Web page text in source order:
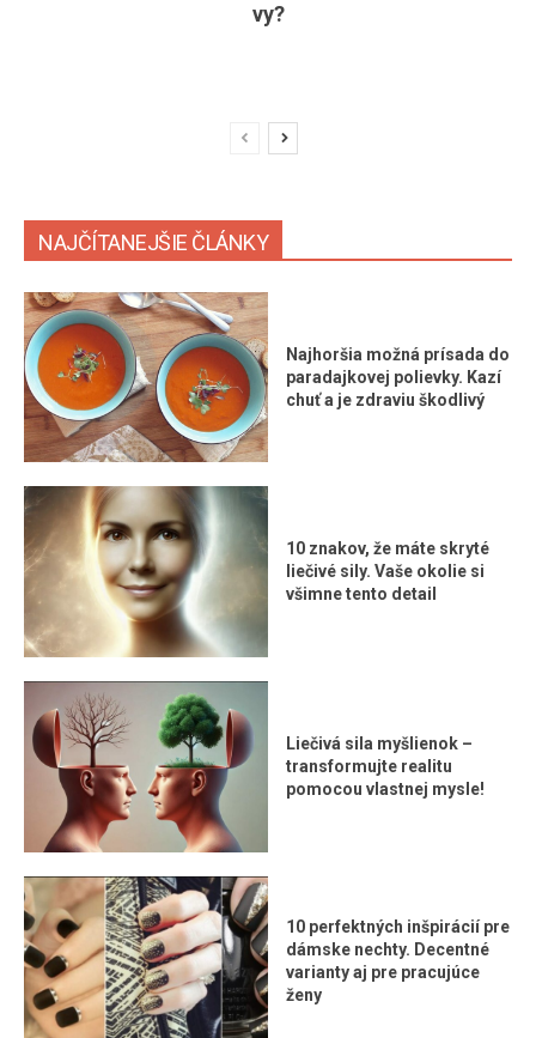
vy?
NAJČÍTANEJŠIE ČLÁNKY
Najhoršia možná prísada do
paradajkovej polievky. Kazí
chuť a je zdraviu škodlivý
10 znakov, že máte skryté
liečivé sily. Vaše okolie si
všimne tento detail
Liečivá sila myšlienok –
transformujte realitu
pomocou vlastnej mysle!
10 perfektných inšpirácií pre
dámske nechty. Decentné
varianty aj pre pracujúce
ženy